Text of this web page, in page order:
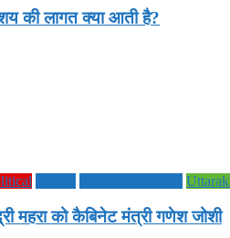
की लागत क्या आती है?
महरा को कैबिनेट मंत्री गणेश जोशी